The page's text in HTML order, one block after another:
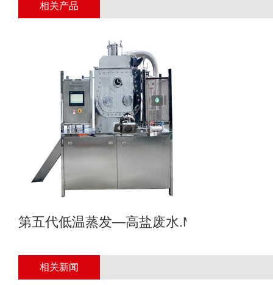
相关产品
第五代低温蒸发—高盐废水.MVR母液专业
相关新闻